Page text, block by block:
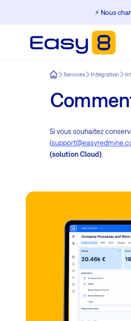
⚡️ Nous
Easy8Services Intégration
Si vous souhaitez
(
(solution Cloud).